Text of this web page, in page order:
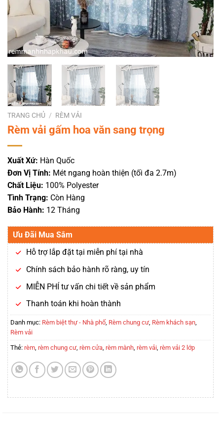
TRANG CHỦ / RÈM VẢI
Rèm vải gấm hoa văn sang trọng
Xuất Xứ: Hàn Quốc
Đơn Vị Tính: Mét ngang hoàn thiện (tối đa 2.7m)
Chất Liệu: 100% Polyester
Tình Trạng: Còn Hàng
Bảo Hành: 12 Tháng
Ưu Đãi Mua Sắm
Hỗ trợ lắp đặt tại miễn phí tại nhà
Chính sách bảo hành rõ ràng, uy tín
MIỄN PHÍ tư vấn chi tiết về sản phẩm
Thanh toán khi hoàn thành
Danh mục: Rèm biệt thự - Nhà phố Rèm chung cư, Rèm khách sạn
Rèm vải
Thẻ: rèm rèm chung cư, rèm cửa rèm mành rèm vải rèm vải 2 lớp